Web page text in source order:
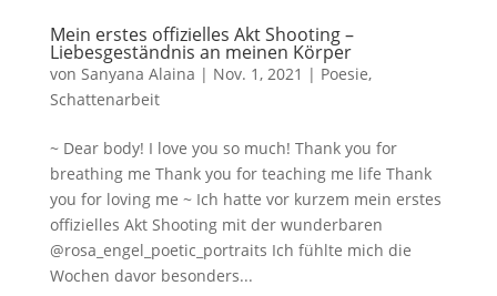
Mein erstes offizielles Akt Shooting –
Liebesgeständnis an meinen Körper
von Sanyana Alaina | Nov. 1, 2021 | Poesie,
Schattenarbeit
~ Dear body! I love you so much! Thank you for
breathing me Thank you for teaching me life Thank
you for loving me ~ Ich hatte vor kurzem mein erstes
offizielles Akt Shooting mit der wunderbaren
@rosa_engel_poetic_portraits Ich fühlte mich die
Wochen davor besonders...